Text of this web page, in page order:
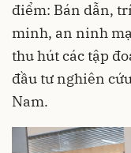
điểm: Bán dẫn,
minh, an ninh
thu hút các tập
đầu tư nghiên
Nam.